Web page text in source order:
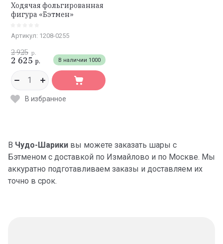
Ходячая фольгированная
фигура «Бэтмен»
Артикул: 1208-0255
В наличии 1000
2 925 р.
2 625 р.
В избранное
В Чудо-Шарики вы можете заказать шары с
Бэтменом с доставкой по Измайлово и по Москве. Мы
аккуратно подготавливаем заказы и доставляем их
точно в срок.